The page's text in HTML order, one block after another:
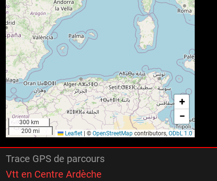
300 km
200 mi
+
−
Leaflet ©OpenStreetMap contributors,ODbL 1.0
Trace GPS de parcours
Vtt en Centre Ardèche